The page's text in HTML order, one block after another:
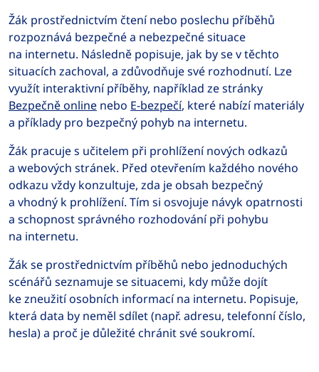
Žák prostřednictvím čtení nebo poslechu příběhů
rozpoznává bezpečné a nebezpečné situace
na internetu. Následně popisuje, jak by se v těchto
situacích zachoval, a zdůvodňuje své rozhodnutí. Lze
využít interaktivní příběhy, například ze stránky
Bezpečně online nebo E-bezpečí, které nabízí materiály
a příklady pro bezpečný pohyb na internetu.
Žák pracuje s učitelem při prohlížení nových odkazů
a webových stránek. Před otevřením každého nového
odkazu vždy konzultuje, zda je obsah bezpečný
a vhodný k prohlížení. Tím si osvojuje návyk opatrnosti
a schopnost správného rozhodování při pohybu
na internetu.
Žák se prostřednictvím příběhů nebo jednoduchých
scénářů seznamuje se situacemi, kdy může dojít
ke zneužití osobních informací na internetu. Popisuje,
která data by neměl sdílet (např. adresu, telefonní číslo,
hesla) a proč je důležité chránit své soukromí.